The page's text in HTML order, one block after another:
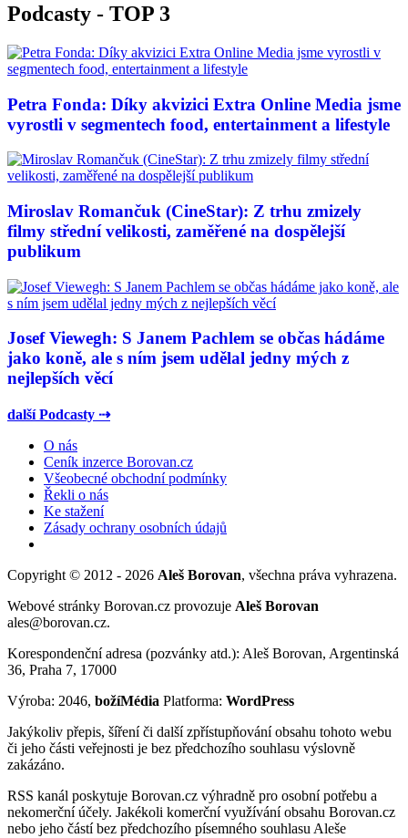
Podcasty - TOP 3
Petra Fonda: Díky akvizici Extra Online Media jsme
vyrostli v segmentech food, entertainment a lifestyle
Miroslav Romančuk (CineStar): Z trhu zmizely
filmy střední velikosti, zaměřené na dospělejší
publikum
Josef Viewegh: S Janem Pachlem se občas hádáme
jako koně, ale s ním jsem udělal jedny mých z
nejlepších věcí
další Podcasty ⇢
O nás
Ceník inzerce Borovan.cz
Všeobecné obchodní podmínky
Řekli o nás
Ke stažení
Zásady ochrany osobních údajů
Copyright © 2012 - 2026 Aleš Borovan, všechna práva vyhrazena.
Webové stránky Borovan.cz provozuje Aleš Borovan
ales@borovan.cz.
Korespondenční adresa (pozvánky atd.): Aleš Borovan, Argentinská
36, Praha 7, 17000
Výroba: 2046, božíMédia Platforma: WordPress
Jakýkoliv přepis, šíření či další zpřístupňování obsahu tohoto webu
či jeho části veřejnosti je bez předchozího souhlasu výslovně
zakázáno.
RSS kanál poskytuje Borovan.cz výhradně pro osobní potřebu a
nekomerční účely. Jakékoli komerční využívání obsahu Borovan.cz
nebo jeho částí bez předchozího písemného souhlasu Aleše